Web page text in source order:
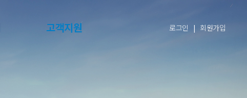
로그인 | 회원가입
고객지원